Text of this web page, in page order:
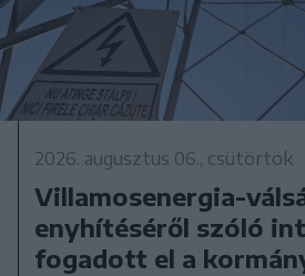
2026. augusztus 06., csütörtök
Villamosenergia-
enyhítéséről szóló
fogadott el a